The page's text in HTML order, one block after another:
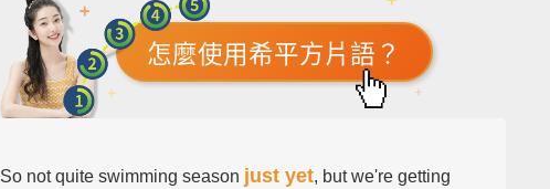
怎麼使用希平方片語？
So not quite swimming season just yet, but we're getting